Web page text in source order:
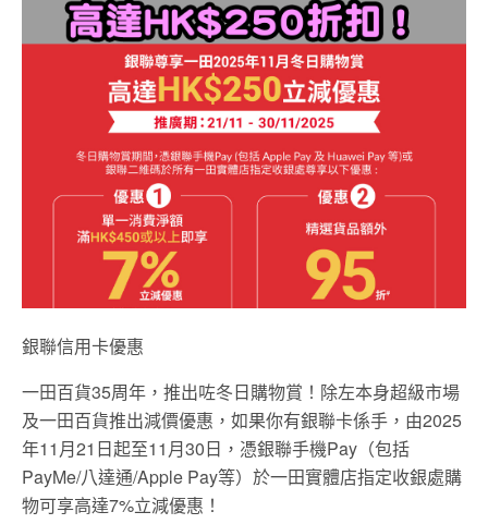
銀聯信用卡優惠
一田百貨35周年，推出咗冬日購物賞！除左本身超級市場
及一田百貨推出減價優惠，如果你有銀聯卡係手，由2025
年11月21日起至11月30日，憑銀聯手機Pay（包括
PayMe/八達通/Apple Pay等）於一田實體店指定收銀處購
物可享高達7%立減優惠！